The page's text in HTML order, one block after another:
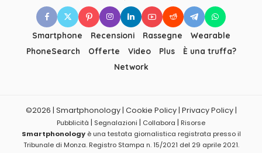
Smartphone Recensioni Rassegne
Wearable
PhoneSearch
Offerte Video Plus
È una truffa?
Network
©2026 | Smartphonology | Cookie Policy | Privacy Policy |
Pubblicità | Segnalazioni | Collabora | Risorse
Smartphonologyè una testata giornalistica registrata presso il
Tribunale di Monza. Registro Stampa n. 15/2021 del 29 aprile 2021.